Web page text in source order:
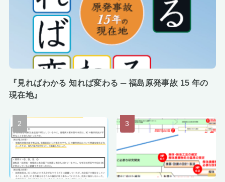
『見ればわかる 知れば変わる ─ 福島原発事故 15 年の
現在地』